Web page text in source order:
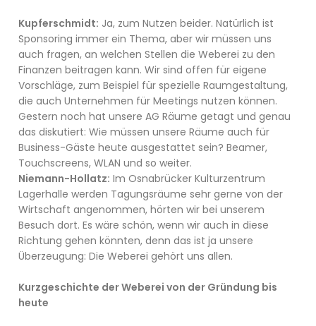
Kupferschmidt: Ja, zum Nutzen beider. Natürlich ist
Sponsoring immer ein Thema, aber wir müssen uns
auch fragen, an welchen Stellen die Weberei zu den
Finanzen beitragen kann. Wir sind offen für eigene
Vorschläge, zum Beispiel für spezielle Raumgestaltung,
die auch Unternehmen für Meetings nutzen können.
Gestern noch hat unsere AG Räume getagt und genau
das diskutiert: Wie müssen unsere Räume auch für
Business-Gäste heute ausgestattet sein? Beamer,
Touchscreens, WLAN und so weiter.
Niemann-Hollatz: Im Osnabrücker Kulturzentrum
Lagerhalle werden Tagungsräume sehr gerne von der
Wirtschaft angenommen, hörten wir bei unserem
Besuch dort. Es wäre schön, wenn wir auch in diese
Richtung gehen könnten, denn das ist ja unsere
Überzeugung: Die Weberei gehört uns allen.
Kurzgeschichte der Weberei von der Gründung bis
heute